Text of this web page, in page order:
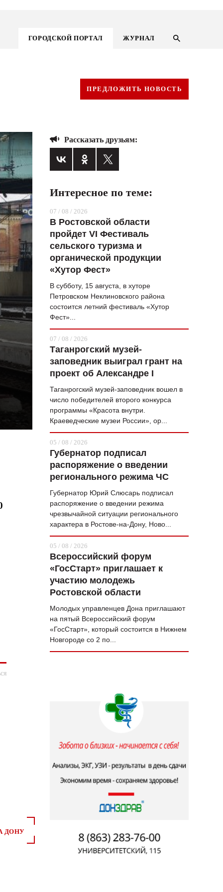
ГОРОДСКОЙ ПОРТАЛ ЖУРНАЛ
ГОРОДСКОЙ ПОРТАЛ
ВОПРОС НЕДЕЛИ
СТИЛЬ ЖИЗНИ
ХАЙП
ЧЕЛОВЕК ОСОБЕННЫЙ
КУЛЬТ ЕДЫ
АФИША
ЖУРНАЛ
ПРЕДЛОЖИТЬ НОВОСТЬ
ДОНУ
Рассказать друзьям:
Интересное по теме:
07 / 08 / 2026
В Ростовской области
пройдет VI Фестиваль
сельского туризма и
органической продукции
«Хутор Фест»
В субботу, 15 августа, в хуторе
Петровском Неклиновского района
состоится летний фестиваль «Хутор
Фест»...
07 / 08 / 2026
Таганрогский музей-
заповедник выиграл грант на
проект об Александре I
Таганрогский музей-заповедник вошел в
число победителей второго конкурса
программы «Красота внутри.
Краеведческие музеи России», ор...
05 / 08 / 2026
Губернатор подписал
распоряжение о введении
регионального режима ЧС
Губернатор Юрий Слюсарь подписал
распоряжение о введении режима
чрезвычайной ситуации регионального
характера в Ростове-на-Дону, Ново...
05 / 08 / 2026
Всероссийский форум
«ГосСтарт» приглашает к
участию молодежь
Ростовской области
Молодых управленцев Дона приглашают
на пятый Всероссийский форум
«ГосСтарт», который состоится в Нижнем
Новгороде со 2 по...